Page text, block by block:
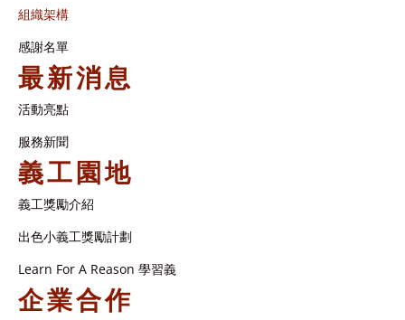
組織架構​
感謝名單​
最新消息
活動亮點
服務新聞
義工園地
義工獎勵介紹
出色小義工獎勵計劃
Learn For A Reason 學習義
企業合作